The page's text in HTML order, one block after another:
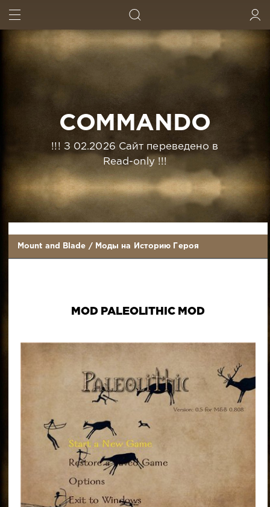
COMMANDO
!!! З 02.2026 Сайт переведено в
Read-only !!!
Mount and Blade / Моды на Историю Героя
MOD PALEOLITHIC MOD